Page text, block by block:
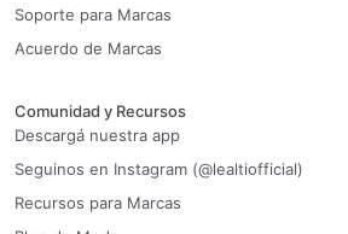
Soporte para Marcas
Acuerdo de Marcas
Comunidad y Recursos
Descargá nuestra app
Seguinos en Instagram (@lealtiofficial)
Recursos para Marcas